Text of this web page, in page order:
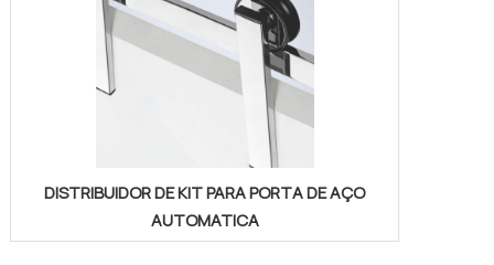
DISTRIBUIDOR DE KIT PARA PORTA DE AÇO
AUTOMATICA